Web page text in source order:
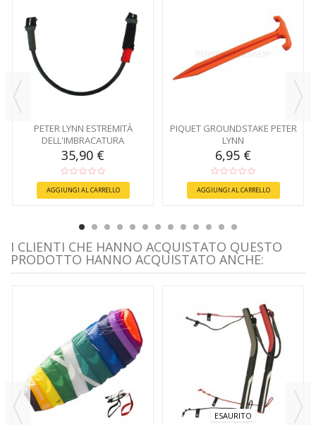
PETER LYNN ESTREMITÀ
DELL'IMBRACATURA
STACCABILE
35,90 €
AGGIUNGI AL CARRELLO
PIQUET GROUNDSTAKE PETER
LYNN
6,95 €
AGGIUNGI AL CARRELLO
I CLIENTI CHE HANNO ACQUISTATO QUESTO
PRODOTTO HANNO ACQUISTATO ANCHE:
ESAURITO